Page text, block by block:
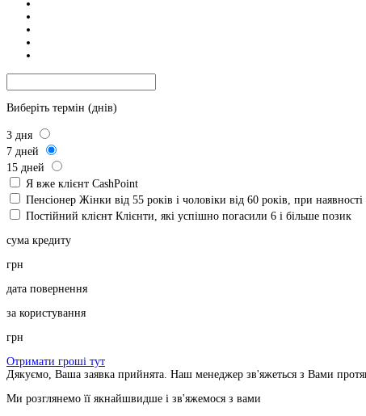
Виберіть термін (днів)
3 дня
7 дней
15 дней
Я вже клієнт CashPoint
Пенсіонер Жінки від 55 років і чоловіки від 60 років, при
Постійний клієнт Клієнти, які успішно погасили 6 і більше позик
сума кредиту
грн
дата повернення
за користування
грн
Отримати гроші тут
Дякуємо, Ваша заявка прийнята. Наш менеджер зв'яжеться з Вами
Ми розглянемо її якнайшвидше і зв'яжемося з вами